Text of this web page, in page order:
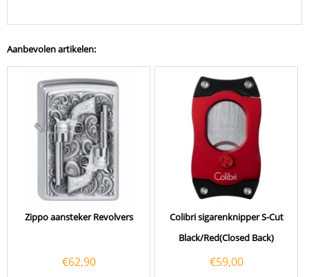
Aanbevolen artikelen:
Zippo aansteker Revolvers
€62,90
Colibri sigarenknipper S-Cut
Black/Red(Closed Back)
€59,00